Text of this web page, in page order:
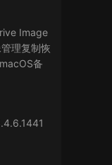
Image
理复制恢
备